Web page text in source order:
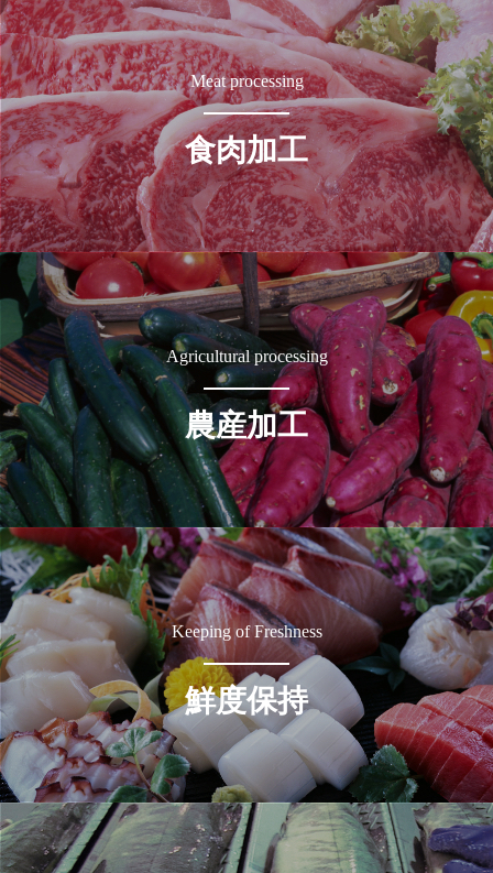
Meat processing
食肉加工
Agricultural processing
農産加工
Keeping of Freshness
鮮度保持